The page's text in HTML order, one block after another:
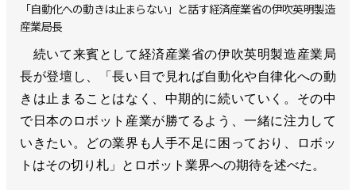
「自動化への動きは止まらない」と話す経済産業省の伊吹英明製造
産業局長
続いて来賓として経済産業省の伊吹英明製造産業局
長が登壇し、「長い目で見れば自動化や自律化への動
きは止まることはなく、中期的に続いていく。その中
で日本のロボット産業が勝てるよう、一緒に注力して
いきたい。どの業界も人手不足に困っており、ロボッ
トはその切り札」とロボット業界への期待を述べた。